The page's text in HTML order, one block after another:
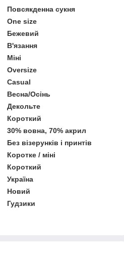
Повсякденна сукня
One size
Бежевий
В'язання
Міні
Oversize
Casual
Весна/Осінь
Декольте
Короткий
30% вовна, 70% акрил
Без візерунків і принтів
Коротке / міні
Короткий
Україна
Новий
Гудзики